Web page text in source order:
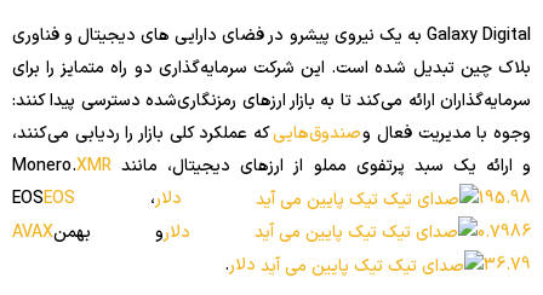
Galaxy Digital به یک نیروی پیشرو در فضای دارایی های دیجیتال و فناوری
بلاک چین تبدیل شده است. این شرکت سرمایه‌گذاری دو راه متمایز را برای
سرمایه‌گذاران ارائه می‌کند تا به بازار ارزهای رمزنگاری‌شده دسترسی پیدا کنند:
وجوه با مدیریت فعال وصندوق‌هاییکه عملکرد کلی بازار را ردیابی می‌کنند،
و ارائه یک سبد پرتفوی مملو از ارزهای دیجیتال، مانند Monero. XMR
195.98 دلار
، EOS EOS
0.7986 دلار
و بهمنAVAX
36.79 دلار
.